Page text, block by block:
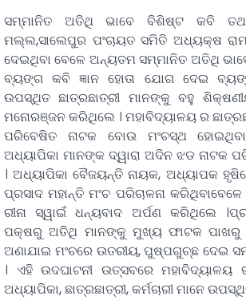
ସମ୍ମାନିତ ଅତିଥି ଭାବେ ବିଶିଷ୍ଟ କବି
ମଲ୍ଲ,ସାଲେପୁର ପଂଚାୟତ ସମିତି ଅଧ୍ୟକ୍ଷ
ଦେଇଥିବା ବେଳେ ଅନ୍ୟତମ ସମ୍ମାନିତ ଅତିଥି
ବ୍ୟଙ୍ଗ କବି ଜ୍ଞାନ ହୋତା ଯୋଗ ଦେଇ
ଉପସ୍ଥିତ ଛାତ୍ରଛାତ୍ରୀ ମାନଙ୍କୁ ବହୁ
ମନୋରଞ୍ଜନ କରିଥିଲେ । ମହାବିଦ୍ୟାଳୟ ର
ପରିବେଷିତ ନାଟକ ବୋଉ ମଂଚସ୍ଥ
ଅଧ୍ୟାପିକା ମାନଙ୍କ ଦ୍ୱାରା ଅଦିନ ଝଡ ନାଟକ
। ଅଧ୍ୟାପିକା ବୈଜୟନ୍ତି ନାୟକ, ଅଧ୍ୟାପକ
ପ୍ରସାଦ ମହାନ୍ତି ମଂଚ ପରିଚାଳନା
ରୀନା ସ୍ୱାଇଁ ଧନ୍ୟବାଦ ଅର୍ପଣ କରିଥିଲେ
ପକ୍ଷରୁ ଅତିଥି ମାନଙ୍କୁ ମୁଖ୍ୟ ଫାଟକ ପାଖରୁ
ଅଣାଯାଇ ମଂଚରେ ଉତରୀୟ, ପୁଷ୍ପଗୁଚ୍ଛ ଦେଇ
। ଏହି ଉଦଘାଟନୀ ଉତ୍ସବରେ
ଅଧ୍ୟାପିକା, ଛାତ୍ରଛାତ୍ରୀ, କର୍ମଚାରୀ ମାନେ